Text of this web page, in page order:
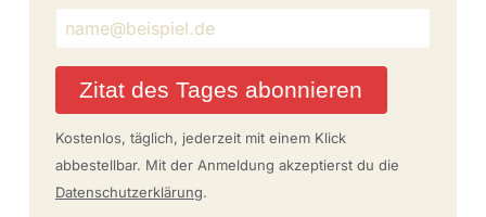
Zitat des Tages abonnieren
Kostenlos, täglich, jederzeit mit einem Klick
abbestellbar. Mit der Anmeldung akzeptierst du die
Datenschutzerklärung.